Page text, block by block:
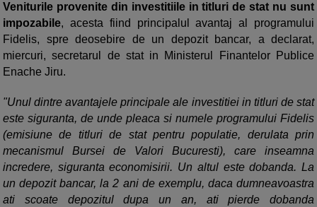
Veniturile provenite din investitiile in titluri de stat nu sunt
impozabile, acesta fiind principalul avantaj al programului
Fidelis, spre deosebire de un depozit bancar, a declarat,
miercuri, secretarul de stat in Ministerul Finantelor Publice
Enache Jiru.
"Unul dintre avantajele principale ale investitiei in titluri de stat
este siguranta, de unde pleaca si numele programului Fidelis
(emisiune de titluri de stat pentru populatie, derulata prin
mecanismul Bursei de Valori Bucuresti), care inseamna
incredere, siguranta economisirii. Un altul este dobanda. La
un depozit bancar, la 2 ani de exemplu, daca dumneavoastra
ati scoate depozitul dupa un an, ati pierde dobanda